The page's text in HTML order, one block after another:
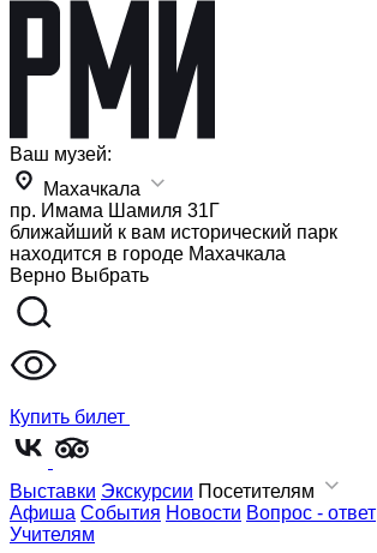
Ваш музей:
Махачкала
пр. Имама Шамиля 31Г
ближайший к вам исторический парк
находится в городе Махачкала
Верно Выбрать
Купить билет
Выставки Экскурсии Посетителям
Афиша События Новости Вопрос - ответ
Учителям